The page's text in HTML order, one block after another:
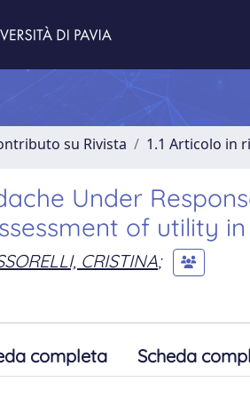
su Rivista 1.1 Articolo in
Under
of utility
CRISTINA;
completa Scheda